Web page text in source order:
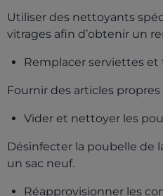
Utiliser des nettoyants
vitrages afin d’obtenir un
Remplacer serviettes et
Fournir des articles propres
Vider et nettoyer les
Désinfecter la poubelle de
un sac neuf.
Réapprovisionner les